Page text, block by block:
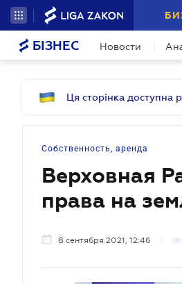
БІЗНЕС Новости
Ця сторінка доступна
Собственность, аренда
Верховная
права на
8 сентября 2021, 12:46